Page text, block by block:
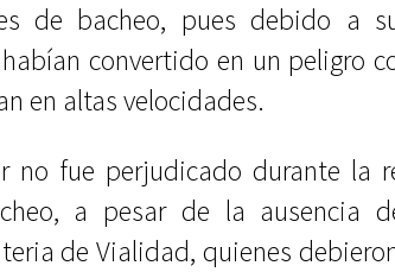
de bacheo, pues debido a
convertido en un peligro
en altas velocidades.
no fue perjudicado durante la
a pesar de la ausencia
de Vialidad, quienes